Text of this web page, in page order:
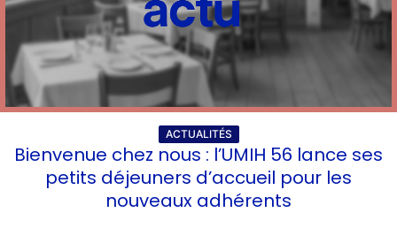
ACTUALITÉS
Bienvenue chez nous : l’UMIH 56 lance ses
petits déjeuners d’accueil pour les
nouveaux adhérents